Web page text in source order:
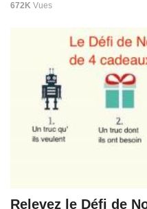
672K Vues
Relevez le Défi de